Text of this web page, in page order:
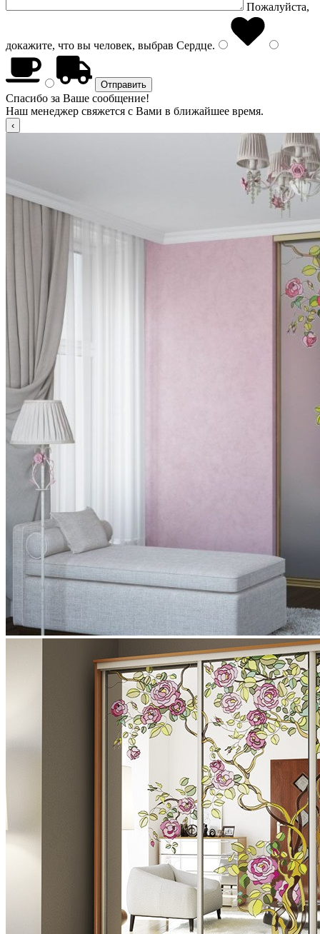
Пожалуйста,
докажите, что вы человек, выбрав Сердце.
Спасибо за Ваше сообщение!
Наш менеджер свяжется с Вами в ближайшее время.